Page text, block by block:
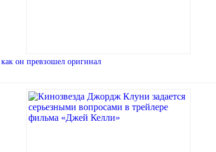
он превзошел оригинал